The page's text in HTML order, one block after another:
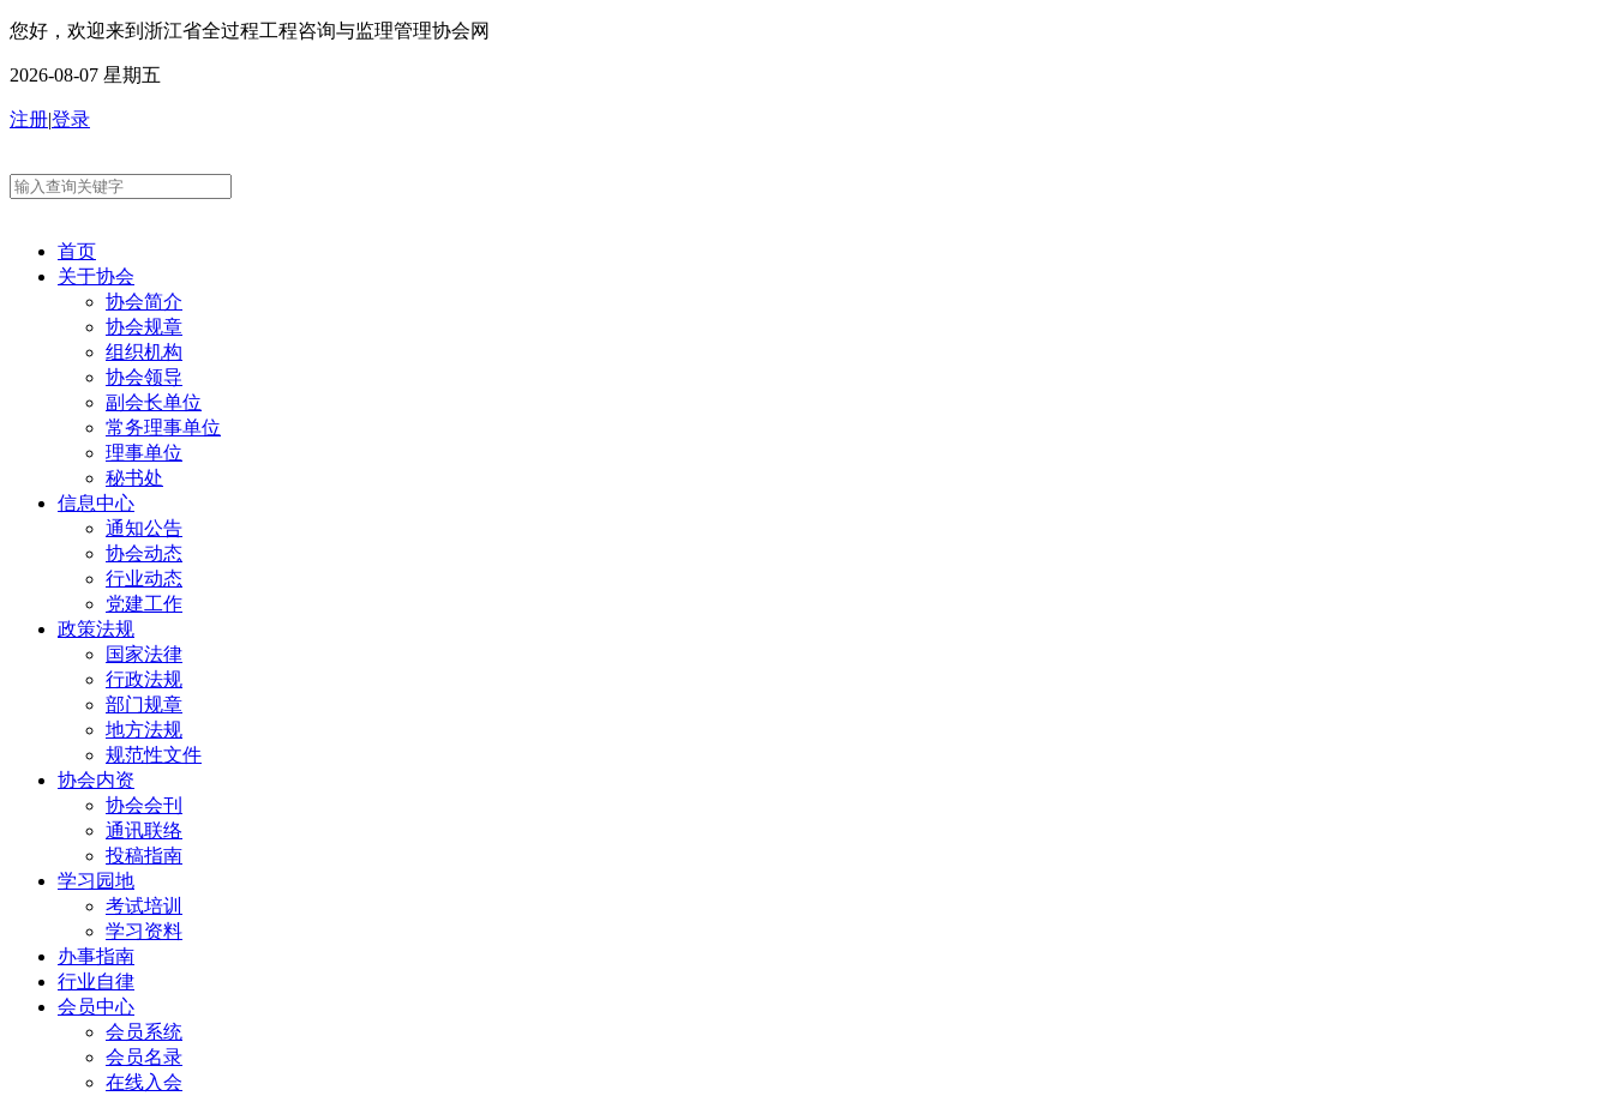
您好，欢迎来到浙江省全过程工程咨询与监理管理协会网
2026-08-07 星期五
注册|登录
首页
关于协会
协会简介
协会规章
组织机构
协会领导
副会长单位
常务理事单位
理事单位
秘书处
信息中心
通知公告
协会动态
行业动态
党建工作
政策法规
国家法律
行政法规
部门规章
地方法规
规范性文件
协会内资
协会会刊
通讯联络
投稿指南
学习园地
考试培训
学习资料
办事指南
行业自律
会员中心
会员系统
会员名录
在线入会